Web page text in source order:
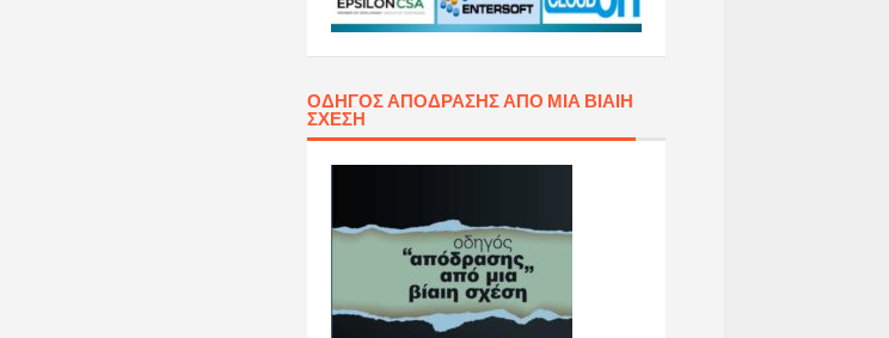
ΟΔΗΓΌΣ ΑΠΌΔΡΑΣΗΣ ΑΠΌ ΜΙΑ ΒΊΑΙΗ
ΣΧΈΣΗ